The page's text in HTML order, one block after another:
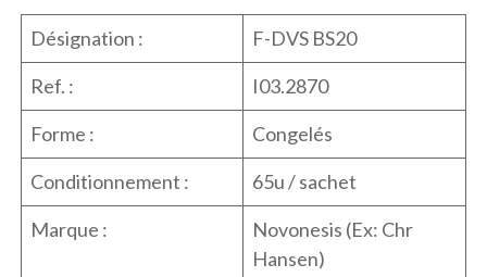
Désignation :
F-DVS BS20
Ref. :
I03.2870
Forme :
Congelés
Conditionnement :
65u / sachet
Marque :
Novonesis (Ex: Chr
Hansen)